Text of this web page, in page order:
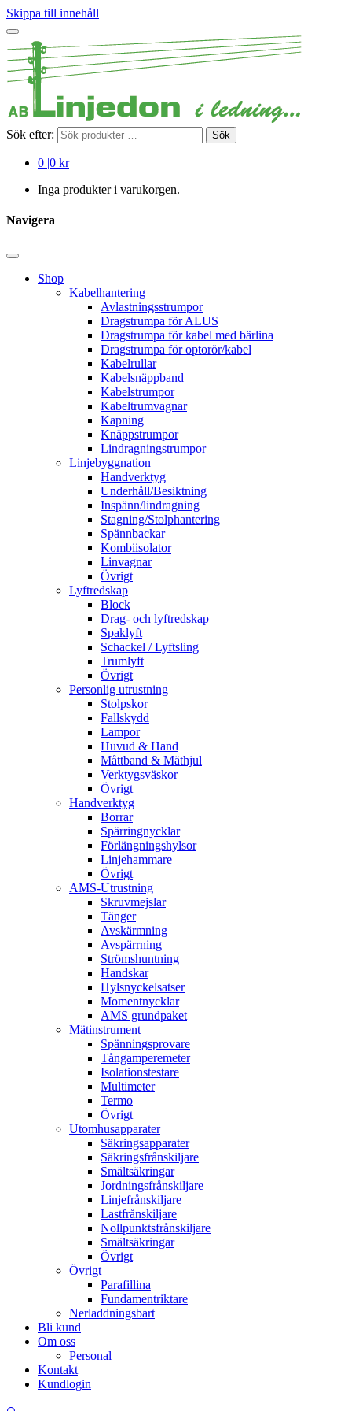
Skippa till innehåll
Sök efter: Sök
0 |0 kr
Inga produkter i varukorgen.
Navigera
Shop
Kabelhantering
Avlastningsstrumpor
Dragstrumpa för ALUS
Dragstrumpa för kabel med bärlina
Dragstrumpa för optorör/kabel
Kabelrullar
Kabelsnäppband
Kabelstrumpor
Kabeltrumvagnar
Kapning
Knäppstrumpor
Lindragningstrumpor
Linjebyggnation
Handverktyg
Underhåll/Besiktning
Inspänn/lindragning
Stagning/Stolphantering
Spännbackar
Kombiisolator
Linvagnar
Övrigt
Lyftredskap
Block
Drag- och lyftredskap
Spaklyft
Schackel / Lyftsling
Trumlyft
Övrigt
Personlig utrustning
Stolpskor
Fallskydd
Lampor
Huvud & Hand
Måttband & Mäthjul
Verktygsväskor
Övrigt
Handverktyg
Borrar
Spärringnycklar
Förlängningshylsor
Linjehammare
Övrigt
AMS-Utrustning
Skruvmejslar
Tänger
Avskärmning
Avspärrning
Strömshuntning
Handskar
Hylsnyckelsatser
Momentnycklar
AMS grundpaket
Mätinstrument
Spänningsprovare
Tångamperemeter
Isolationstestare
Multimeter
Termo
Övrigt
Utomhusapparater
Säkringsapparater
Säkringsfrånskiljare
Smältsäkringar
Jordningsfrånskiljare
Linjefrånskiljare
Lastfrånskiljare
Nollpunktsfrånskiljare
Smältsäkringar
Övrigt
Övrigt
Parafillina
Fundamentriktare
Nerladdningsbart
Bli kund
Om oss
Personal
Kontakt
Kundlogin